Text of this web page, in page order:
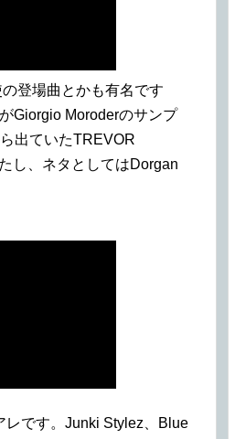
登場曲とかも有名です
Giorgio Moroderのサンプ
出ていたTREVOR
し、ネタとしてはDorgan
レです。Junki Stylez、Blue